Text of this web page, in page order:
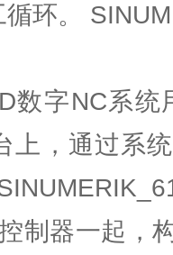
环。
数字NC系
上，通过系
制器一起，